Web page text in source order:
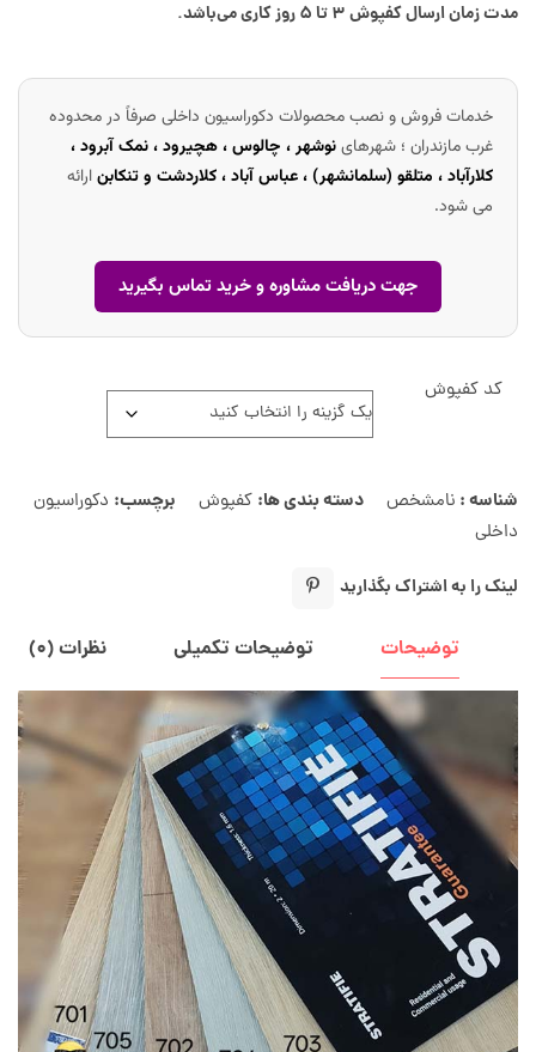
مدت زمان ارسال کفپوش ۳ تا ۵ روز کاری می‌باشد.
خدمات فروش و نصب محصولات دکوراسیون داخلی صرفاً در محدوده
غرب مازندران ؛ شهرهاینوشهر ، چالوس ، هچیرود ، نمک آبرود ،
کلارآباد ، متلقو (سلمانشهر) ، عباس آباد ، کلاردشت و تنکابنارائه
می شود.
جهت دریافت مشاوره و خرید تماس بگیرید
کد کفپوش
شناسه : نامشخص دسته بندی ها: کفپوش برچسب: دکوراسیون
داخلی
لینک را به اشتراک بگذارید
توضیحات توضیحات تکمیلی نظرات (۰)